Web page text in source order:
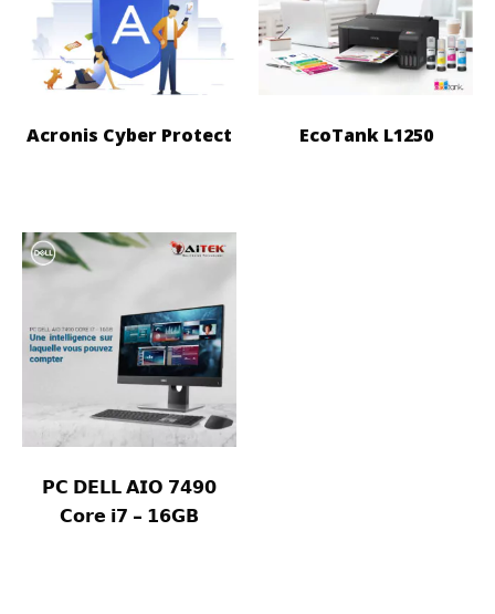
Acronis Cyber Protect EcoTank L1250
𝗣𝗖 𝗗𝗘𝗟𝗟 𝗔𝗜𝗢 𝟳𝟰𝟵𝟬
𝗖𝗼𝗿𝗲 𝗶𝟳 – 𝟭𝟲𝗚𝗕